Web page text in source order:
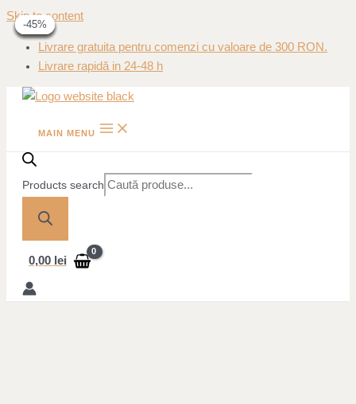
Skip to content
Livrare gratuita pentru comenzi cu valoare de 300 RON.
Livrare rapidă in 24-48 h
MAIN MENU
Products search
0,00 lei
-40%
-20%
-20%
-25%
-25%
-45%
-45%